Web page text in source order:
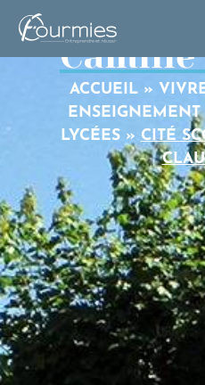
Cité
Camille
ACCUEIL»
ENSEIGNEMENT
LYCÉES» CITÉ